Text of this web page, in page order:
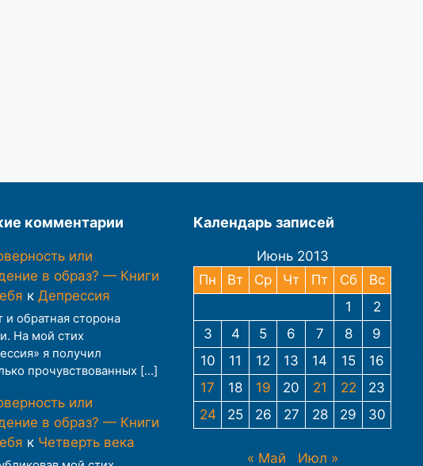
комментарии
или
в образ? — Книги
к Депрессия
и обратная сторона
На мой стих
я получил
прочувствованных […]
или
в образ? — Книги
к Четверть века
Календарь записей
Июнь 2013
Пн
Вт Ср Чт Пт Сб
Вс
1
2
3
4 5 6 7 8
9
10
11 12 13 14 15
16
17
18 19 20 21 22
23
24
25 26 27 28 29 30
« Май Июл »